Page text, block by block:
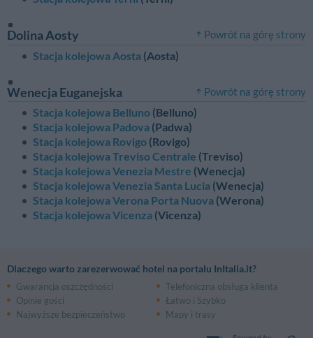
Dolina Aosty Powrót na górę strony
Stacja kolejowa Aosta (Aosta)
Wenecja Euganejska Powrót na górę strony
Stacja kolejowa Belluno (Belluno)
Stacja kolejowa Padova (Padwa)
Stacja kolejowa Rovigo (Rovigo)
Stacja kolejowa Treviso Centrale (Treviso)
Stacja kolejowa Venezia Mestre (Wenecja)
Stacja kolejowa Venezia Santa Lucia (Wenecja)
Stacja kolejowa Verona Porta Nuova (Werona)
Stacja kolejowa Vicenza (Vicenza)
Dlaczego warto zarezerwować hotel na portalu InItalia.it?
Gwarancja oszczędności
Telefoniczna obsługa klienta
Opinie gości
Łatwo i Szybko
Najwyższe bezpieczeństwo
Mapy i trasy